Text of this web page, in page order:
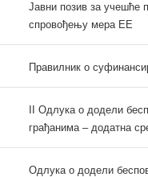
Јавни позив за учешће
спровођењу мера ЕЕ
Правилник о
II Одлука о додели
грађанима – додатна
Одлука о додели